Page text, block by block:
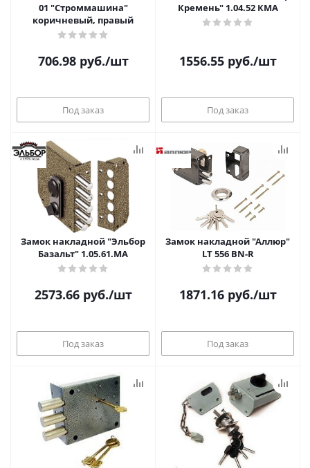
01 "Строммашина"
коричневый, правый
706.98руб./шт
Под заказ
Кремень" 1.04.52 КМА
1556.55руб./шт
Под заказ
Замок накладной "Эльбор
Базальт" 1.05.61.МА
2573.66руб./шт
Под заказ
Замок накладной "Аллюр"
LT 556 BN-R
1871.16руб./шт
Под заказ